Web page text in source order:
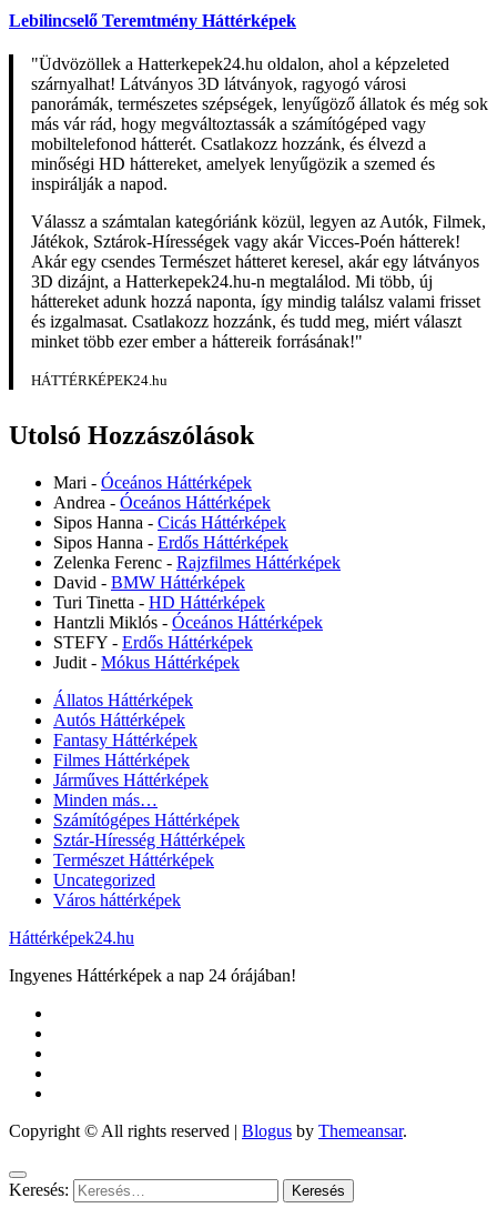
Lebilincselő Teremtmény Háttérképek
"Üdvözöllek a Hatterkepek24.hu oldalon, ahol a képzeleted
szárnyalhat! Látványos 3D látványok, ragyogó városi
panorámák, természetes szépségek, lenyűgöző állatok és még sok
más vár rád, hogy megváltoztassák a számítógéped vagy
mobiltelefonod hátterét. Csatlakozz hozzánk, és élvezd a
minőségi HD háttereket, amelyek lenyűgözik a szemed és
inspirálják a napod.
Válassz a számtalan kategóriánk közül, legyen az Autók, Filmek,
Játékok, Sztárok-Hírességek vagy akár Vicces-Poén hátterek!
Akár egy csendes Természet hátteret keresel, akár egy látványos
3D dizájnt, a Hatterkepek24.hu-n megtalálod. Mi több, új
háttereket adunk hozzá naponta, így mindig találsz valami frisset
és izgalmasat. Csatlakozz hozzánk, és tudd meg, miért választ
minket több ezer ember a háttereik forrásának!"
HÁTTÉRKÉPEK24.hu
Utolsó Hozzászólások
Mari - Óceános Háttérképek
Andrea - Óceános Háttérképek
Sipos Hanna - Cicás Háttérképek
Sipos Hanna - Erdős Háttérképek
Zelenka Ferenc - Rajzfilmes Háttérképek
David - BMW Háttérképek
Turi Tinetta - HD Háttérképek
Hantzli Miklós - Óceános Háttérképek
STEFY - Erdős Háttérképek
Judit - Mókus Háttérképek
Állatos Háttérképek
Autós Háttérképek
Fantasy Háttérképek
Filmes Háttérképek
Járműves Háttérképek
Minden más…
Számítógépes Háttérképek
Sztár-Híresség Háttérképek
Természet Háttérképek
Uncategorized
Város háttérképek
Háttérképek24.hu
Ingyenes Háttérképek a nap 24 órájában!
Copyright © All rights reserved | Blogus by Themeansar.
Keresés: